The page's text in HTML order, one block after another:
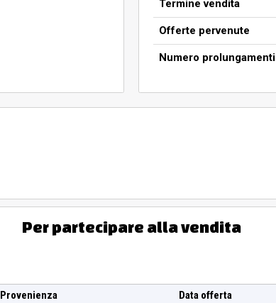
Termine vendita
Offerte pervenute
Numero prolungamenti
Per partecipare alla vendita
Provenienza Data offerta